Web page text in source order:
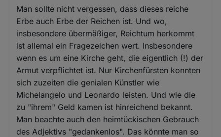
Man sollte nicht vergessen, dass dieses reiche
Erbe auch Erbe der Reichen ist. Und wo,
insbesondere übermäßiger, Reichtum herkommt
ist allemal ein Fragezeichen wert. Insbesondere
wenn es um eine Kirche geht, die eigentlich (!) der
Armut verpflichtet ist. Nur Kirchenfürsten konnten
sich zuzeiten die genialen Künstler wie
Michelangelo und Leonardo leisten. Und wie die
zu "ihrem" Geld kamen ist hinreichend bekannt.
Man beachte auch den heimtückischen Gebrauch
des Adjektivs "gedankenlos". Das könnte man so